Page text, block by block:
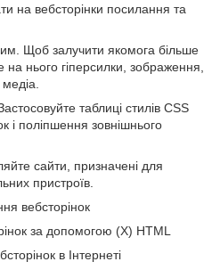
на вебсторінки посилання та
Щоб залучити якомога більше
на нього гіперсилки, зображення,
таблиці стилів CSS
і поліпшення зовнішнього
сайти, призначені для
пристроїв.
вебсторінок
за допомогою (X) HTML
в Інтернеті